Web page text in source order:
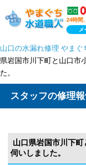
24時間
メ
山口の水漏れ修理 やまぐ
県岩国市川下町と山口市
た。
スタッフの修理
山口県岩国市川下
伺いしました。